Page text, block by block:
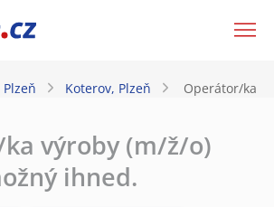
Plzeň Koterov, Plzeň Operátor/ka
výroby (m/ž/o)
ihned.